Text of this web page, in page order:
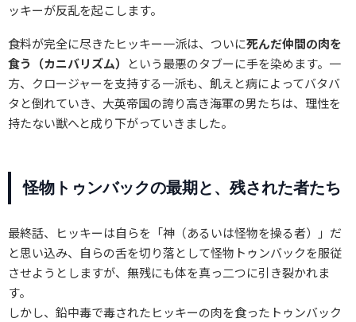
ッキーが反乱を起こします。
食料が完全に尽きたヒッキー一派は、ついに死んだ仲間の肉を
食う（カニバリズム）
という最悪のタブーに手を染めます。一
方、クロージャーを支持する一派も、飢えと病によってバタバ
タと倒れていき、大英帝国の誇り高き海軍の男たちは、理性を
持たない獣へと成り下がっていきました。
怪物トゥンバックの最期と、残された者たち
最終話、ヒッキーは自らを「神（あるいは怪物を操る者）」だ
と思い込み、自らの舌を切り落として怪物トゥンバックを服従
させようとしますが、無残にも体を真っ二つに引き裂かれま
す。
しかし、鉛中毒で毒されたヒッキーの肉を食ったトゥンバック